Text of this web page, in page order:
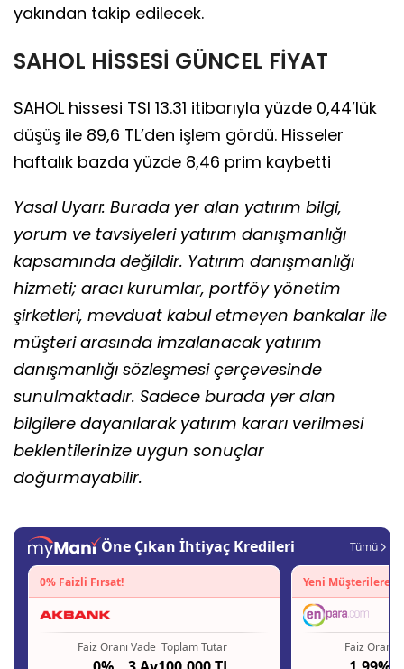
yakından takip edilecek.
SAHOL HİSSESİ GÜNCEL FİYAT
SAHOL hissesi TSI 13.31 itibarıyla yüzde 0,44’lük
düşüş ile 89,6 TL’den işlem gördü. Hisseler
haftalık bazda yüzde 8,46 prim kaybetti
Yasal Uyarı: Burada yer alan yatırım bilgi,
yorum ve tavsiyeleri yatırım danışmanlığı
kapsamında değildir. Yatırım danışmanlığı
hizmeti; aracı kurumlar, portföy yönetim
şirketleri, mevduat kabul etmeyen bankalar ile
müşteri arasında imzalanacak yatırım
danışmanlığı sözleşmesi çerçevesinde
sunulmaktadır. Sadece burada yer alan
bilgilere dayanılarak yatırım kararı verilmesi
beklentilerinize uygun sonuçlar
doğurmayabilir.